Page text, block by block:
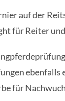
auf der
für Reiter
ebenfalls
für